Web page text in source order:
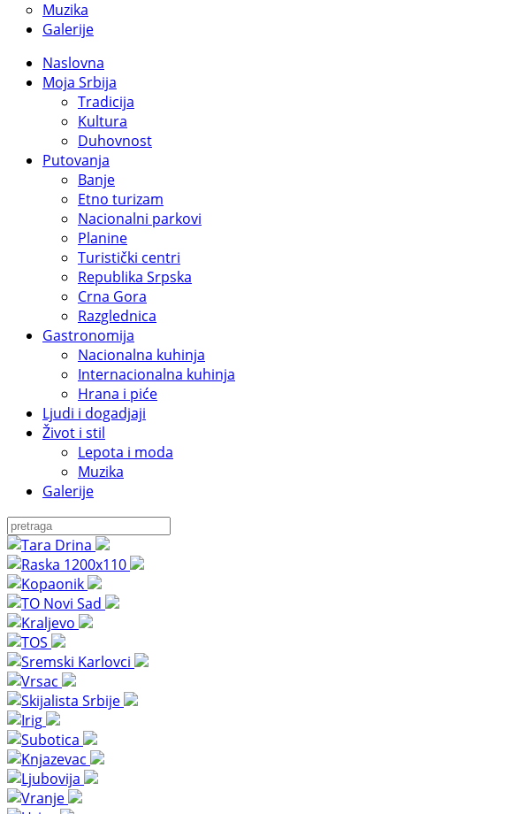
Muzika
Galerije
Naslovna
Moja Srbija
Tradicija
Kultura
Duhovnost
Putovanja
Banje
Etno turizam
Nacionalni parkovi
Planine
Turistički centri
Republika Srpska
Crna Gora
Razglednica
Gastronomija
Nacionalna kuhinja
Internacionalna kuhinja
Hrana i piće
Ljudi i dogadjaji
Život i stil
Lepota i moda
Muzika
Galerije